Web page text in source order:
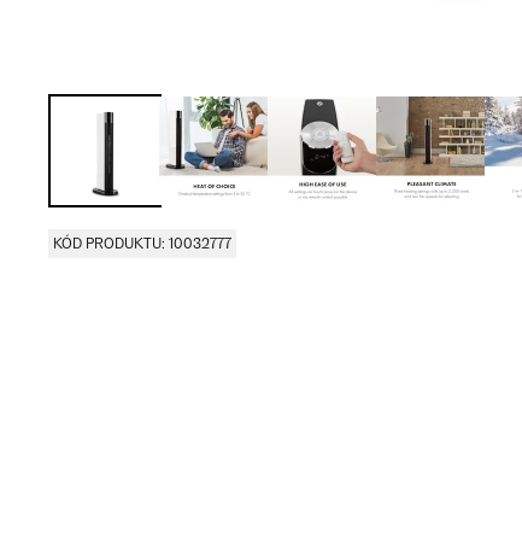
KÓD PRODUKTU: 10032777